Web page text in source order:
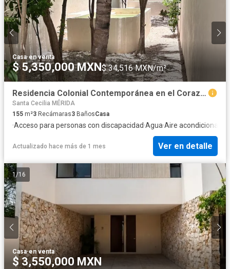
Casa·en venta
$ 5,350,000 MXN$ 34,516 MXN/m²
Residencia Colonial Contemporánea en el Corazón de Mérida
Santa Cecilia MÉRIDA
155 m²3 Recámaras3 BañosCasa
·Acceso para personas con discapacidad·Agua·Aire acondicionado
Actualizado hace más de 1 mes Ver en detalle
1 /16
Casa·en venta
$ 3,550,000 MXN